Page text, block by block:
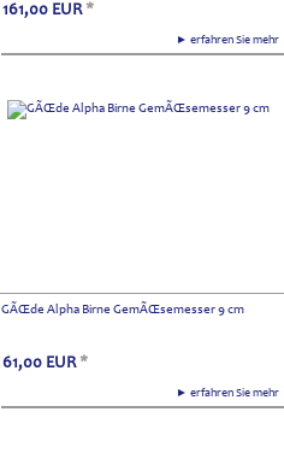
► erfahren Sie
161,00 EUR *
GÃŒde Alpha Birne GemÃŒsemesser 9 cm
► erfahren Sie
61,00 EUR *